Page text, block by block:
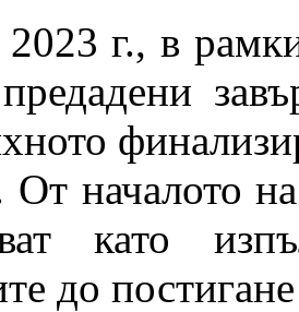
г., в
началото
като
до